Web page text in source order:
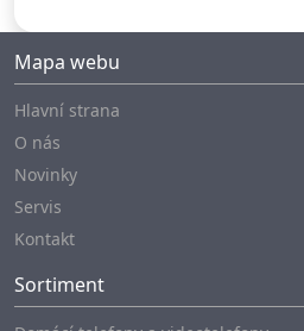
Mapa webu
Hlavní strana
O nás
Novinky
Servis
Kontakt
Sortiment